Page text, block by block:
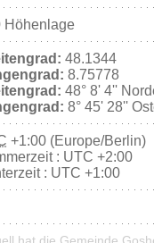
Höhenlage
48.1344
8.75778
48° 8' 4''
8° 45' 28''
+1:00 (Europe/Berlin)
: UTC +2:00
: UTC +1:00